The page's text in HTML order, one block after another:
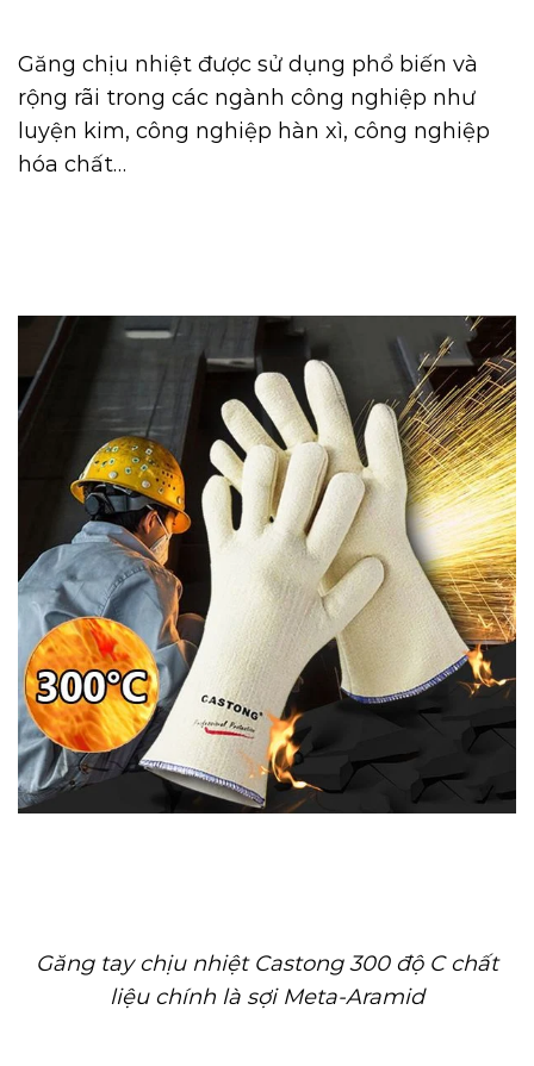
Găng chịu nhiệt được sử dụng phổ biến và
rộng rãi trong các ngành công nghiệp như
luyện kim, công nghiệp hàn xì, công nghiệp
hóa chất…
Găng tay chịu nhiệtCastong 300 độ C chất
liệu chính là sợi Meta-Aramid